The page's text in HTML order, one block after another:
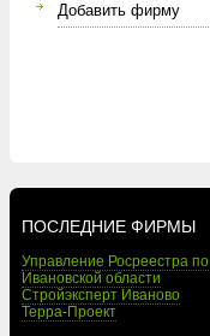
Добавить фирму
ПОСЛЕДНИЕ ФИРМЫ
Управление Росреестра по
Ивановской области
Стройэксперт Иваново
Терра-Проект